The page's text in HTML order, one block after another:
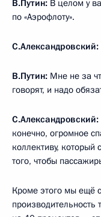
В.Путин: В целом у
по «Аэрофлоту».
С.Александровский:
В.Путин: Мне не за
говорят, и надо
С.Александровский:
конечно, огромное
коллективу, который
того, чтобы
Кроме этого мы ещё
производительность